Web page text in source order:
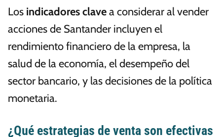
Los indicadores clavea considerar al vender
acciones de Santander incluyen el
rendimiento financiero de la empresa, la
salud de la economía, el desempeño del
sector bancario, y las decisiones de la política
monetaria.
¿Qué estrategias de venta son efectivas